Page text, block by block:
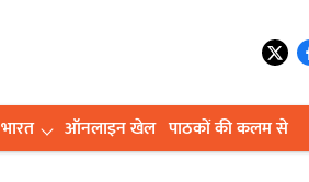
भारत ऑनलाइन खेल पाठकों की कलम से